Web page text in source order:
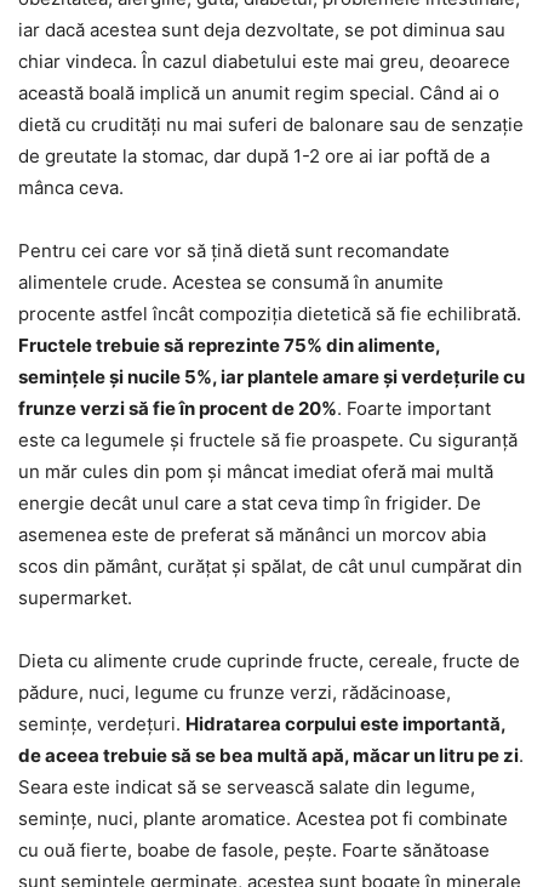
iar dacă acestea sunt deja dezvoltate, se pot diminua sau
chiar vindeca. În cazul diabetului este mai greu, deoarece
această boală implică un anumit regim special. Când ai o
dietă cu crudități nu mai suferi de balonare sau de senzație
de greutate la stomac, dar după 1-2 ore ai iar poftă de a
mânca ceva.
Pentru cei care vor să țină dietă sunt recomandate
alimentele crude. Acestea se consumă în anumite
procente astfel încât compoziția dietetică să fie echilibrată.
Fructele trebuie să reprezinte 75% din alimente,
semințele și nucile 5%, iar plantele amare și verdețurile cu
frunze verzi să fie în procent de 20%. Foarte important
este ca legumele și fructele să fie proaspete. Cu siguranță
un măr cules din pom și mâncat imediat oferă mai multă
energie decât unul care a stat ceva timp în frigider. De
asemenea este de preferat să mănânci un morcov abia
scos din pământ, curățat și spălat, de cât unul cumpărat din
supermarket.
Dieta cu alimente crude cuprinde fructe, cereale, fructe de
pădure, nuci, legume cu frunze verzi, rădăcinoase,
semințe, verdețuri. Hidratarea corpului este importantă,
de aceea trebuie să se bea multă apă, măcar un litru pe zi.
Seara este indicat să se servească salate din legume,
semințe, nuci, plante aromatice. Acestea pot fi combinate
cu ouă fierte, boabe de fasole, pește. Foarte sănătoase
sunt semințele germinate, acestea sunt bogate în minerale